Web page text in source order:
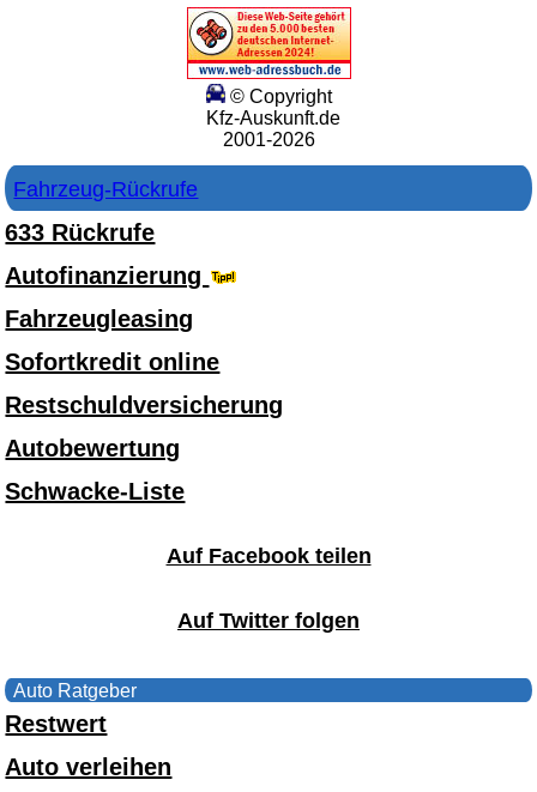
© Copyright
Kfz-Auskunft.de
2001-2026
Fahrzeug-Rückrufe
633 Rückrufe
Autofinanzierung
Fahrzeugleasing
Sofortkredit online
Restschuldversicherung
Autobewertung
Schwacke-Liste
Auf Facebook teilen
Auf Twitter folgen
Auto Ratgeber
Restwert
Auto verleihen